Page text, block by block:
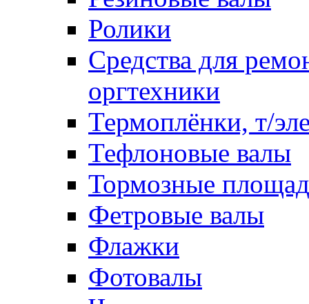
Ролики
Средства для
оргтехники
Термоплёнки, т/
Тефлоновые валы
Тормозные
Фетровые валы
Флажки
Фотовалы